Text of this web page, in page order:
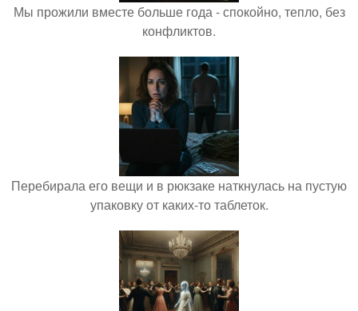
Мы прожили вместе больше года - спокойно, тепло, без
конфликтов.
Перебирала его вещи и в рюкзаке наткнулась на пустую
упаковку от каких-то таблеток.